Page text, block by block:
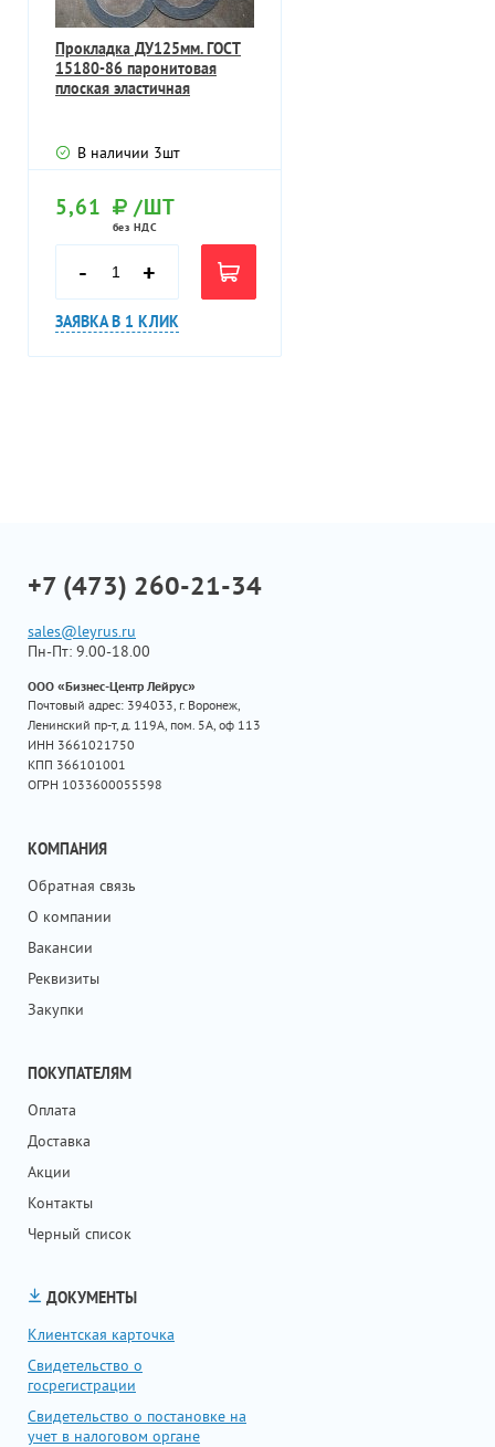
Прокладка ДУ125мм. ГОСТ
15180-86 паронитовая
плоская эластичная
В наличии 3шт
5,61 /ШТ
без НДС
- +
ЗАЯВКА В 1 КЛИК
+7 (473) 260-21-34
sales@leyrus.ru
Пн-Пт: 9.00-18.00
ООО «Бизнес-Центр Лейрус»
Почтовый адрес: 394033, г. Воронеж,
Ленинский пр-т, д. 119А, пом. 5А, оф 113
ИНН 3661021750
КПП 366101001
ОГРН 1033600055598
КОМПАНИЯ
Обратная связь
О компании
Вакансии
Реквизиты
Закупки
ПОКУПАТЕЛЯМ
Оплата
Доставка
Акции
Контакты
Черный список
ДОКУМЕНТЫ
Клиентская карточка
Свидетельство о
госрегистрации
Свидетельство о постановке на
учет в налоговом органе